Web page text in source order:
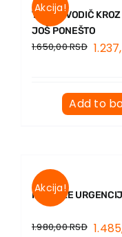
Akcija!
TIKTOK VODIČ
JOŠ PONEŠTO
1.650,00RSD
Add to
Akcija!
KLINIČKE
1.980,00RSD